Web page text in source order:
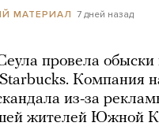
МАТЕРИАЛ 7 дней назад
провела обыски
Компания
из-за
жителей Южной